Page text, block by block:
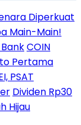
Diperkuat
Main-Main!
COIN
Pertama
PSAT
Dividen Rp30
Hijau